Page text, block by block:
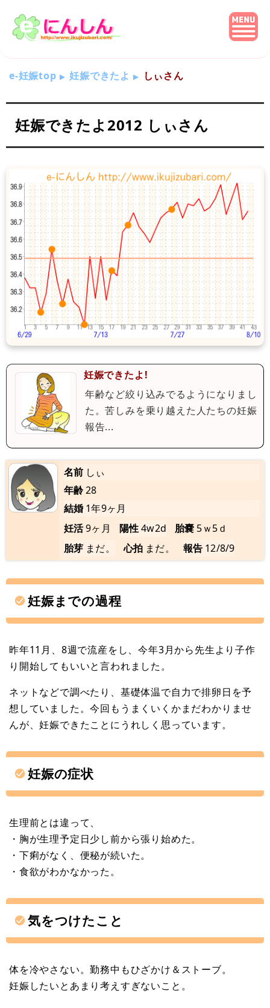
e-妊娠top 妊娠できたよ しぃさん
妊娠できたよ2012 しぃさん
妊娠できたよ!
年齢など絞り込みでるようになりまし
た。苦しみを乗り越えた人たちの妊娠
報告...
名前 しぃ
年齢28
結婚 1年9ヶ月
妊活9ヶ月 陽性4w2d 胎嚢 5ｗ5ｄ
胎芽 まだ。 心拍 まだ。 報告 12/8/9
妊娠までの過程
昨年11月、8週で流産をし、今年3月から先生より子作
り開始してもいいと言われました。
ネットなどで調べたり、基礎体温で自力で排卵日を予
想していました。今回もうまくいくかまだわかりませ
んが、妊娠できたことにうれしく思っています。
妊娠の症状
生理前とは違って、
・胸が生理予定日少し前から張り始めた。
・下痢がなく、便秘が続いた。
・食欲がわかなかった。
気をつけたこと
体を冷やさない。勤務中もひざかけ＆ストーブ。
妊娠したいとあまり考えすぎないこと。